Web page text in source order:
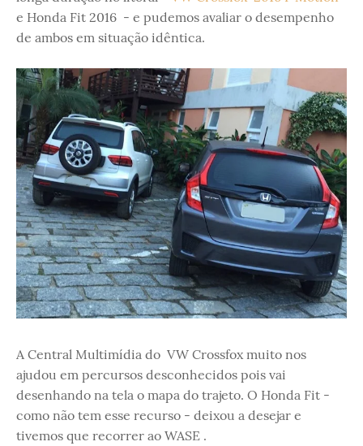
e Honda Fit 2016 - e pudemos avaliar o desempenho
de ambos em situação idêntica.
A Central Multimídia do VW Crossfox muito nos
ajudou em percursos desconhecidos pois vai
desenhando na tela o mapa do trajeto. O Honda Fit -
como não tem esse recurso - deixou a desejar e
tivemos que recorrer ao WASE .